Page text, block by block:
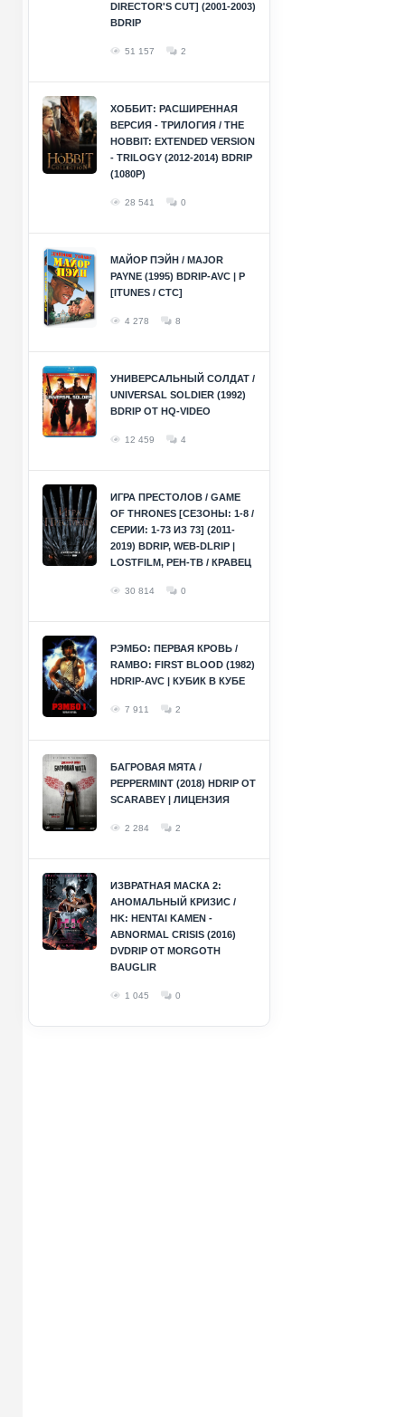
DIRECTOR'S CUT] (2001-2003)
BDRIP
51 157 2
ХОББИТ: РАСШИРЕННАЯ
ВЕРСИЯ - ТРИЛОГИЯ / THE
HOBBIT: EXTENDED VERSION
- TRILOGY (2012-2014) BDRIP
(1080P)
28 541 0
МАЙОР ПЭЙН / MAJOR
PAYNE (1995) BDRIP-AVC | P
[ITUNES / СТС]
4 278 8
УНИВЕРСАЛЬНЫЙ СОЛДАТ /
UNIVERSAL SOLDIER (1992)
BDRIP ОТ HQ-VIDEO
12 459 4
ИГРА ПРЕСТОЛОВ / GAME
OF THRONES [СЕЗОНЫ: 1-8 /
СЕРИИ: 1-73 ИЗ 73] (2011-
2019) BDRIP, WEB-DLRIP |
LOSTFILM, РЕН-ТВ / КРАВЕЦ
30 814 0
РЭМБО: ПЕРВАЯ КРОВЬ /
RAMBO: FIRST BLOOD (1982)
HDRIP-AVC | КУБИК В КУБЕ
7 911 2
БАГРОВАЯ МЯТА /
PEPPERMINT (2018) HDRIP ОТ
SCARABEY | ЛИЦЕНЗИЯ
2 284 2
ИЗВРАТНАЯ МАСКА 2:
АНОМАЛЬНЫЙ КРИЗИС /
HK: HENTAI KAMEN -
ABNORMAL CRISIS (2016)
DVDRIP ОТ MORGOTH
BAUGLIR
1 045 0